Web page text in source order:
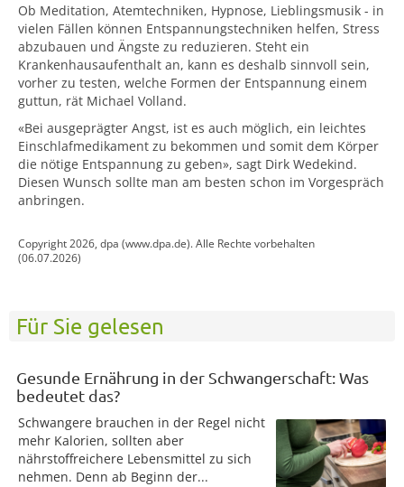
Ob Meditation, Atemtechniken, Hypnose, Lieblingsmusik - in
vielen Fällen können Entspannungstechniken helfen, Stress
abzubauen und Ängste zu reduzieren. Steht ein
Krankenhausaufenthalt an, kann es deshalb sinnvoll sein,
vorher zu testen, welche Formen der Entspannung einem
guttun, rät Michael Volland.
«Bei ausgeprägter Angst, ist es auch möglich, ein leichtes
Einschlafmedikament zu bekommen und somit dem Körper
die nötige Entspannung zu geben», sagt Dirk Wedekind.
Diesen Wunsch sollte man am besten schon im Vorgespräch
anbringen.
Copyright 2026, dpa (www.dpa.de). Alle Rechte vorbehalten
(06.07.2026)
Für Sie gelesen
Gesunde Ernährung in der Schwangerschaft: Was
bedeutet das?
Schwangere brauchen in der Regel nicht
mehr Kalorien, sollten aber
nährstoffreichere Lebensmittel zu sich
nehmen. Denn ab Beginn der...